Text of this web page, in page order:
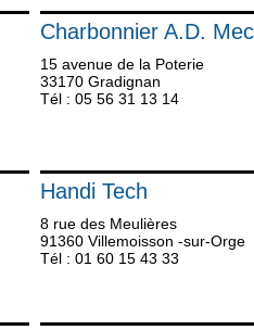
Charbonnier A.D.
15 avenue de la Poterie
33170 Gradignan
Tél : 05 56 31 13 14
Handi Tech
8 rue des Meulières
91360 Villemoisson -sur-Orge
Tél : 01 60 15 43 33